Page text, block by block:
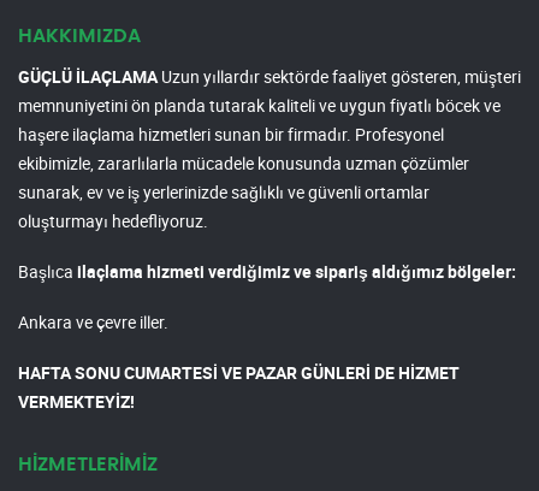
HAKKIMIZDA
GÜÇLÜ İLAÇLAMAUzun yıllardır sektörde faaliyet gösteren, müşteri
memnuniyetini ön planda tutarak kaliteli ve uygun fiyatlı böcek ve
haşere ilaçlama hizmetleri sunan bir firmadır. Profesyonel
ekibimizle, zararlılarla mücadele konusunda uzman çözümler
sunarak, ev ve iş yerlerinizde sağlıklı ve güvenli ortamlar
oluşturmayı hedefliyoruz.
Başlıca ilaçlama hizmeti verdiğimiz ve sipariş aldığımız bölgeler:
Ankara ve çevre iller.
HAFTA SONU CUMARTESİ VE PAZAR GÜNLERİ DE HİZMET
VERMEKTEYİZ!
HİZMETLERİMİZ